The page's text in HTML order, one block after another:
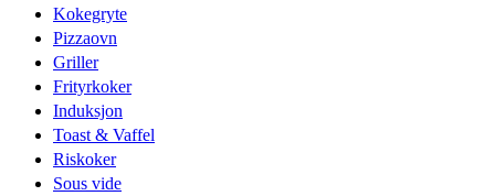
Kokegryte
Pizzaovn
Griller
Frityrkoker
Induksjon
Toast & Vaffel
Riskoker
Sous vide